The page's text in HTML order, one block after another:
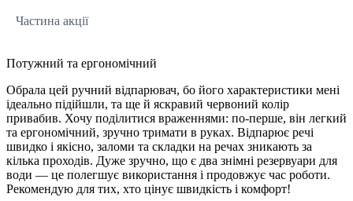
Частина акції
Потужний та ергономічний
Обрала цей ручний відпарювач, бо його характеристики мені
ідеально підійшли, та ще й яскравий червоний колір
привабив. Хочу поділитися враженнями: по-перше, він легкий
та ергономічний, зручно тримати в руках. Відпарює речі
швидко і якісно, заломи та складки на речах зникають за
кілька проходів. Дуже зручно, що є два знімні резервуари для
води — це полегшує використання і продовжує час роботи.
Рекомендую для тих, хто цінує швидкість і комфорт!